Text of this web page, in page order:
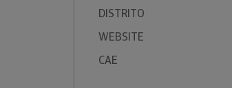
DISTRITO
WEBSITE
CAE